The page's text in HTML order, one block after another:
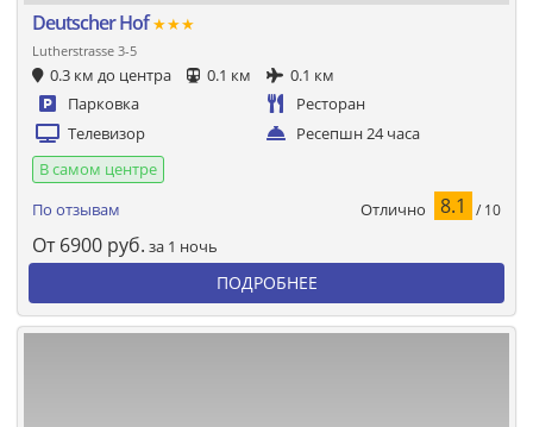
Deutscher Hof★★★
Lutherstrasse 3-5
0.3 км до центра 0.1 км
0.1 км
Парковка
Ресторан
Телевизор
Ресепшн 24 часа
В самом центре
По отзывам
Отлично 8.1 / 10
От 6900 руб. за 1 ночь
ПОДРОБНЕЕ